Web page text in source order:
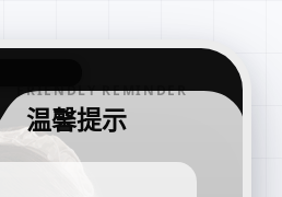
FRIENDLY REMINDER
温馨提示